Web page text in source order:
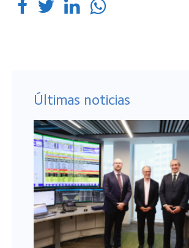
Últimas noticias